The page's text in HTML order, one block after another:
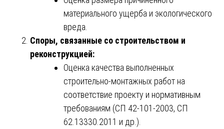
материального ущерба и экологического
вреда.
Споры, связанные со строительством и
реконструкцией:
Оценка качества выполненных
строительно-монтажных работ на
соответствие проекту и нормативным
требованиям (СП 42-101-2003, СП
62.13330.2011 и др.).